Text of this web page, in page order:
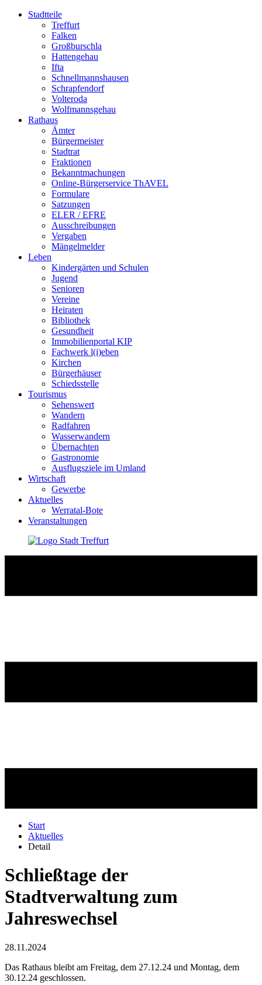
Stadtteile
Treffurt
Falken
Großburschla
Hattengehau
Ifta
Schnellmannshausen
Schrapfendorf
Volteroda
Wolfmannsgehau
Rathaus
Ämter
Bürgermeister
Stadtrat
Fraktionen
Bekanntmachungen
Online-Bürgerservice ThAVEL
Formulare
Satzungen
ELER / EFRE
Ausschreibungen
Vergaben
Mängelmelder
Leben
Kindergärten und Schulen
Jugend
Senioren
Vereine
Heiraten
Bibliothek
Gesundheit
Immobilienportal KIP
Fachwerk l(i)eben
Kirchen
Bürgerhäuser
Schiedsstelle
Tourismus
Sehenswert
Wandern
Radfahren
Wasserwandern
Übernachten
Gastronomie
Ausflugsziele im Umland
Wirtschaft
Gewerbe
Aktuelles
Werratal-Bote
Veranstaltungen
Start
Aktuelles
Detail
Schließtage der
Stadtverwaltung zum
Jahreswechsel
28.11.2024
Das Rathaus bleibt am Freitag, dem 27.12.24 und Montag, dem
30.12.24 geschlossen.